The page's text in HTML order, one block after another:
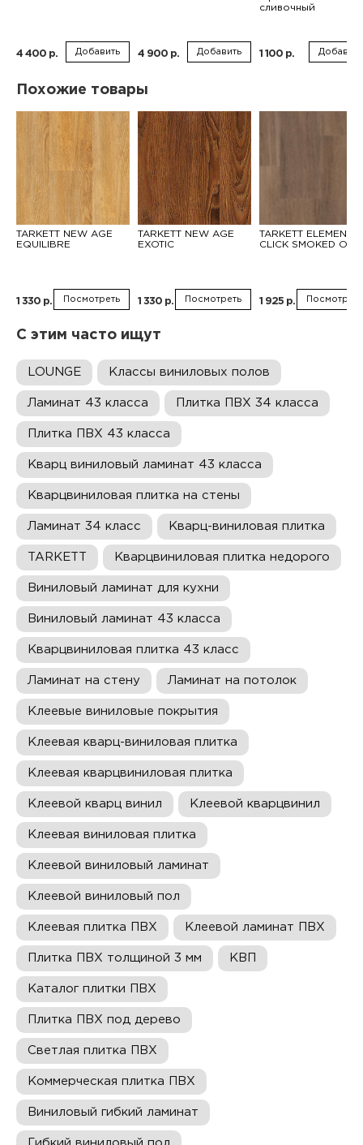
4 400 р. Добавить 4 900 р. Добавить
сливочный
1 100 р. Добавить
Похожие товары
TARKETT NEW AGE
EQUILIBRE
1 330 р. Посмотреть
TARKETT NEW AGE
EXOTIC
1 330 р. Посмотреть
TARKETT ELEMENT
CLICK SMOKED OAK
1 925 р. Посмотреть
С этим часто ищут
LOUNGE Классы виниловых полов
Ламинат 43 класса Плитка ПВХ 34 класса
Плитка ПВХ 43 класса
Кварц виниловый ламинат 43 класса
Кварцвиниловая плитка на стены
Ламинат 34 класс Кварц-виниловая плитка
TARKETT Кварцвиниловая плитка недорого
Виниловый ламинат для кухни
Виниловый ламинат 43 класса
Кварцвиниловая плитка 43 класс
Ламинат на стену Ламинат на потолок
Клеевые виниловые покрытия
Клеевая кварц-виниловая плитка
Клеевая кварцвиниловая плитка
Клеевой кварц винил Клеевой кварцвинил
Клеевая виниловая плитка
Клеевой виниловый ламинат
Клеевой виниловый пол
Клеевая плитка ПВХ Клеевой ламинат ПВХ
Плитка ПВХ толщиной 3 мм КВП
Каталог плитки ПВХ
Плитка ПВХ под дерево
Светлая плитка ПВХ
Коммерческая плитка ПВХ
Виниловый гибкий ламинат